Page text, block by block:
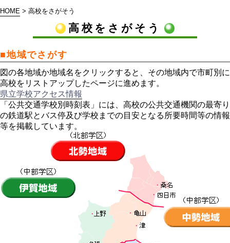
HOME > 高校をさがそう
高校をさがそう
■地域でさがす
図の各地域か地域名をクリックすると、その地域内で市町別に
高校をリストアップしたページに進めます。
県立学校アクセス情報
「公共交通学校別時刻表」には、高校の公共交通機関の最寄り
の鉄道駅とバス停及び学校までの目安となる所要時間等の情報
等を掲載しています。